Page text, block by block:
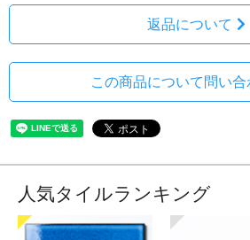
返品について
この商品について問い合
人気タイルランキング